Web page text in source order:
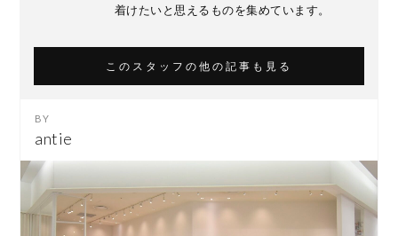
着けたいと思えるものを集めています。
このスタッフの他の記事も見る
antie